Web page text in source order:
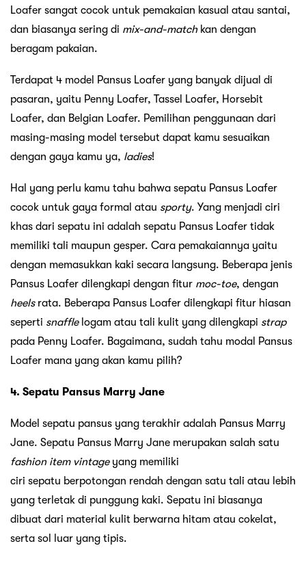
Loafer sangat cocok untuk pemakaian kasual atau santai,
dan biasanya sering di mix-and-matchkan dengan
beragam pakaian.
Terdapat 4 model Pansus Loafer yang banyak dijual di
pasaran, yaitu Penny Loafer, Tassel Loafer, Horsebit
Loafer, dan Belgian Loafer. Pemilihan penggunaan dari
masing-masing model tersebut dapat kamu sesuaikan
dengan gaya kamu ya, ladies!
Hal yang perlu kamu tahu bahwa sepatu Pansus Loafer
cocok untuk gaya formal atau sporty. Yang menjadi ciri
khas dari sepatu ini adalah sepatu Pansus Loafer tidak
memiliki tali maupun gesper. Cara pemakaiannya yaitu
dengan memasukkan kaki secara langsung. Beberapa jenis
Pansus Loafer dilengkapi dengan fitur moc-toe, dengan
heelsrata. Beberapa Pansus Loafer dilengkapi fitur hiasan
seperti snafflelogam atau tali kulit yang dilengkapi strap
pada Penny Loafer. Bagaimana, sudah tahu modal Pansus
Loafer mana yang akan kamu pilih?
4. Sepatu Pansus Marry Jane
Model sepatu pansus yang terakhir adalah Pansus Marry
Jane. Sepatu Pansus Marry Jane merupakan salah satu
fashion item vintageyang memiliki
ciri sepatu berpotongan rendah dengan satu tali atau lebih
yang terletak di punggung kaki. Sepatu ini biasanya
dibuat dari material kulit berwarna hitam atau cokelat,
serta sol luar yang tipis.